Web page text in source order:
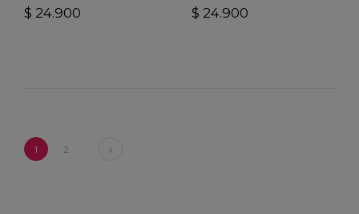
$ 24.900 $ 24.900
1 2 Next